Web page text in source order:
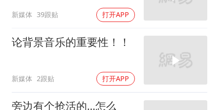
新媒体 39跟贴 打开APP
论背景音乐的重要性！！
新媒体 2跟贴 打开APP
旁边有个抢活的…怎么